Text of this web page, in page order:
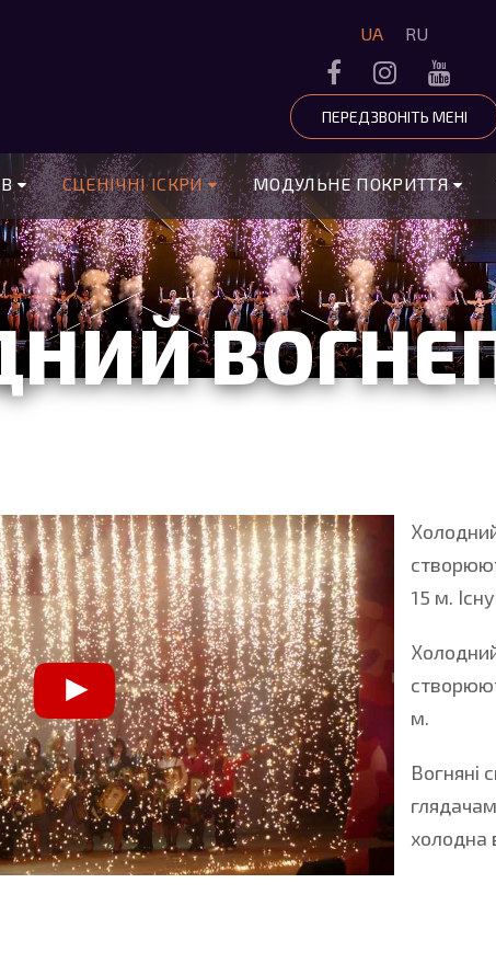
UA RU
ПЕРЕДЗВОНІТЬ МЕНІ
СЦЕНІЧНІ ІСКРИ МОДУЛЬНЕ ПОКРИТТЯ
15 м.
м.
Вогняні
холодна